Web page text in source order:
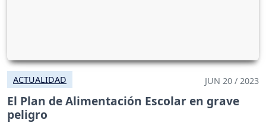
ACTUALIDAD JUN 20 / 2023
El Plan de Alimentación Escolar en grave
peligro